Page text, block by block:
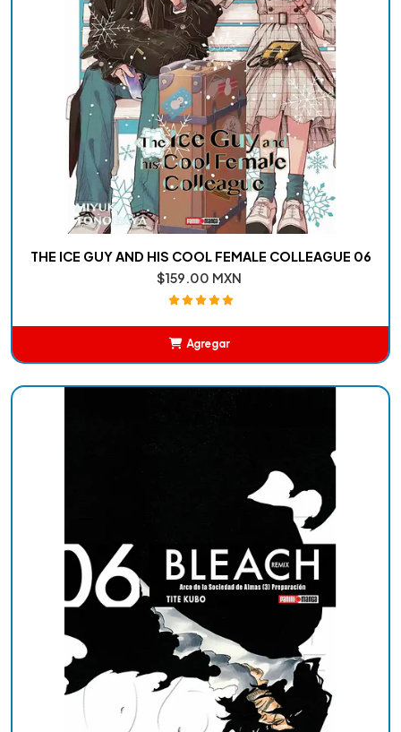
THE ICE GUY AND HIS COOL FEMALE COLLEAGUE 06
$159.00 MXN
Agregar